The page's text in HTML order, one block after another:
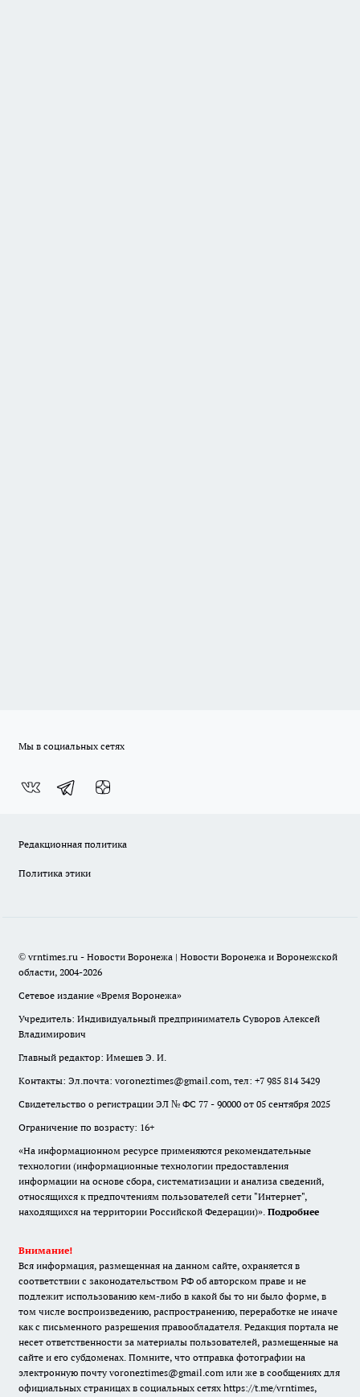
Мы в социальных сетях
Редакционная политика
Политика этики
© vrntimes.ru - Новости Воронежа | Новости Воронежа и Воронежской
области, 2004-2026
Сетевое издание «Время Воронежа»
Учредитель: Индивидуальный предприниматель Суворов Алексей
Владимирович
Главный редактор: Имешев Э. И.
Контакты: Эл.почта: voroneztimes@gmail.com, тел: +7 985 814 3429
Свидетельство о регистрации ЭЛ № ФС 77 - 90000 от 05 сентября 2025
Ограничение по возрасту: 16+
«На информационном ресурсе применяются рекомендательные
технологии (информационные технологии предоставления
информации на основе сбора, систематизации и анализа сведений,
относящихся к предпочтениям пользователей сети "Интернет",
находящихся на территории Российской Федерации)». Подробнее
Внимание!
Вся информация, размещенная на данном сайте, охраняется в
соответствии с законодательством РФ об авторском праве и не
подлежит использованию кем-либо в какой бы то ни было форме, в
том числе воспроизведению, распространению, переработке не иначе
как с письменного разрешения правообладателя. Редакция портала не
несет ответственности за материалы пользователей, размещенные на
сайте и его субдоменах. Помните, что отправка фотографии на
электронную почту voroneztimes@gmail.com или же в сообщениях для
официальных страницах в социальных сетях https://t.me/vrntimes,